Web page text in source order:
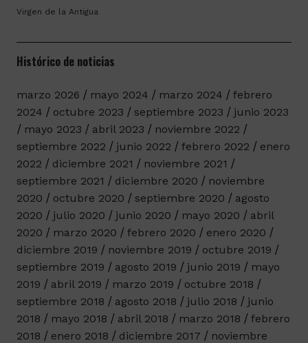
Virgen de la Antigua
Histórico de noticias
marzo 2026 mayo 2024 marzo 2024
febrero
2024
octubre 2023 septiembre 2023
junio 2023
mayo 2023
abril 2023
noviembre 2022
septiembre 2022
junio 2022 febrero 2022
enero
2022
diciembre 2021
noviembre 2021
septiembre 2021
diciembre 2020
noviembre
2020
octubre 2020 septiembre 2020
agosto
2020
julio 2020 junio 2020 mayo 2020
abril
2020
marzo 2020 febrero 2020
enero 2020
diciembre 2019
noviembre 2019
octubre 2019
septiembre 2019
agosto 2019 junio 2019
mayo
2019
abril 2019 marzo 2019
octubre 2018
septiembre 2018
agosto 2018 julio 2018
junio
2018
mayo 2018 abril 2018 marzo 2018
febrero
2018
enero 2018 diciembre 2017
noviembre